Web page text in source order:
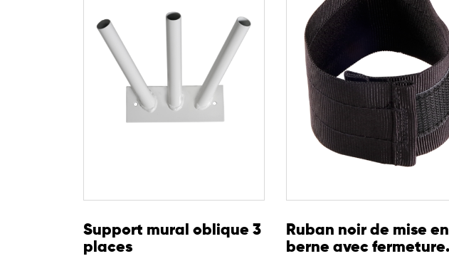
Support mural oblique 3
places
Ruban noir de mise en
berne avec fermeture